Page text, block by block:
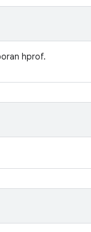
hprof.